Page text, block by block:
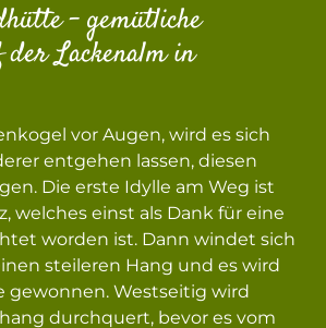
- gemütliche
Lackenalm in
vor Augen, wird es sich
entgehen lassen, diesen
Die erste Idylle am Weg ist
welches einst als Dank für eine
worden ist. Dann windet sich
steileren Hang und es wird
gewonnen. Westseitig wird
durchquert, bevor es vom